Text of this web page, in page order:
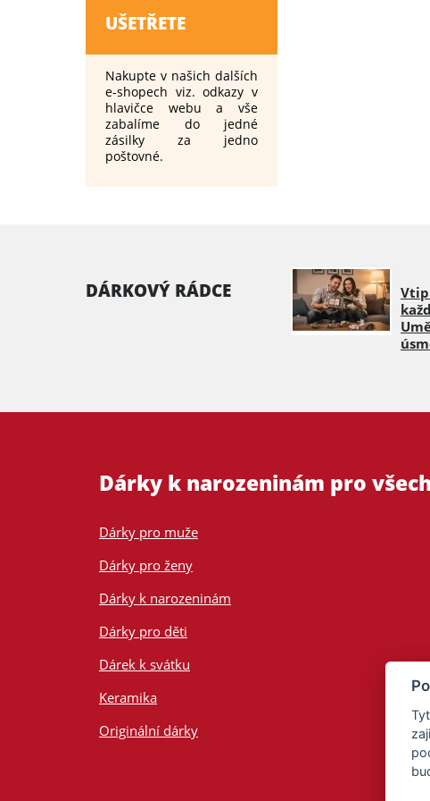
UŠETŘETE
Nakupte v našich dalších
e-shopech viz. odkazy v
hlavičce webu a vše
zabalíme do jedné
zásilky za jedno
poštovné.
DÁRKOVÝ RÁDCE
Dárky k narozeninám pro
Dárky pro muže
Dárky pro ženy
Dárky k narozeninám
Dárky pro děti
Dárek k svátku
Keramika
Originální dárky